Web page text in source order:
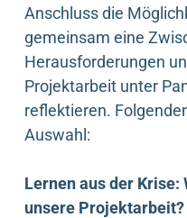
Anschluss die
gemeinsam eine
Herausforderungen
Projektarbeit unter
reflektieren.
Auswahl:
Lernen aus der Krise:
unsere Projektarbeit?